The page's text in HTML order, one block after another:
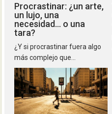
Procrastinar: ¿un arte,
un lujo, una
necesidad… o una
tara?
¿Y si procrastinar fuera algo
más complejo que...